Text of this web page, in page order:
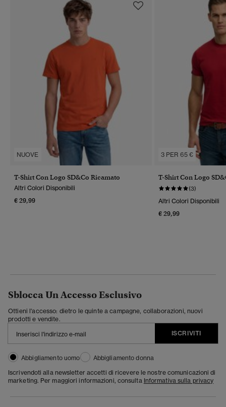
NUOVE
T-Shirt Con Logo SD&Co Ricamato
Altri Colori Disponibili
€ 29,99
3 PER 65 €
T-Shirt Con Logo
(3)
Altri Colori Disponibili
€ 29,99
Sblocca Un Accesso Esclusivo
Ottieni l'accesso: dietro le quinte a campagne, collaborazioni, nuovi
prodotti e vendite.
ISCRIVITI
Abbigliamento uomo
Abbigliamento donna
Iscrivendoti alla newsletter accetti di ricevere le nostre comunicazioni di
marketing. Per maggiori informazioni, consulta Informativa sulla privacy